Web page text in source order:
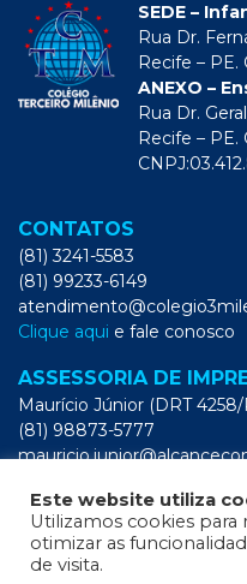
SEDE –
Rua Dr.
Recife – PE.
ANEXO –
Rua Dr.
Recife – PE.
CONTATOS
(81) 3241-5583
(81) 99233-6149
Clique aqui e fale conosco
ASSESSORIA DE
Maurício Júnior (DRT 4258/
(81) 98873-5777
REDES SOCIAIS
Este website utiliza
Utilizamos cookies para
otimizar as
de visita.